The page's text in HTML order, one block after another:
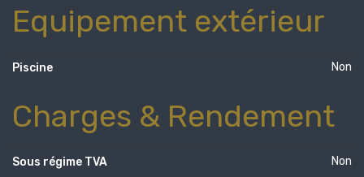
Equipement extérieur
Piscine Non
Charges & Rendement
Sous régime TVA Non